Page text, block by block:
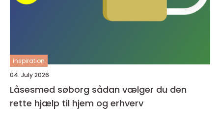
inspiration
04. July 2026
Låsesmed søborg sådan vælger du den
rette hjælp til hjem og erhverv